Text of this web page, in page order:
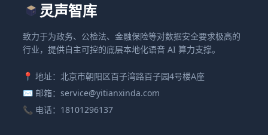
灵声智库
致力于为政务、公检法、金融保险等对数据安全要求极高的
行业，提供自主可控的底层本地化语音 AI 算力支撑。
📍 地址：北京市朝阳区百子湾路百子园4号楼A座
✉️ 邮箱：service@yitianxinda.com
📞 电话：18101296137